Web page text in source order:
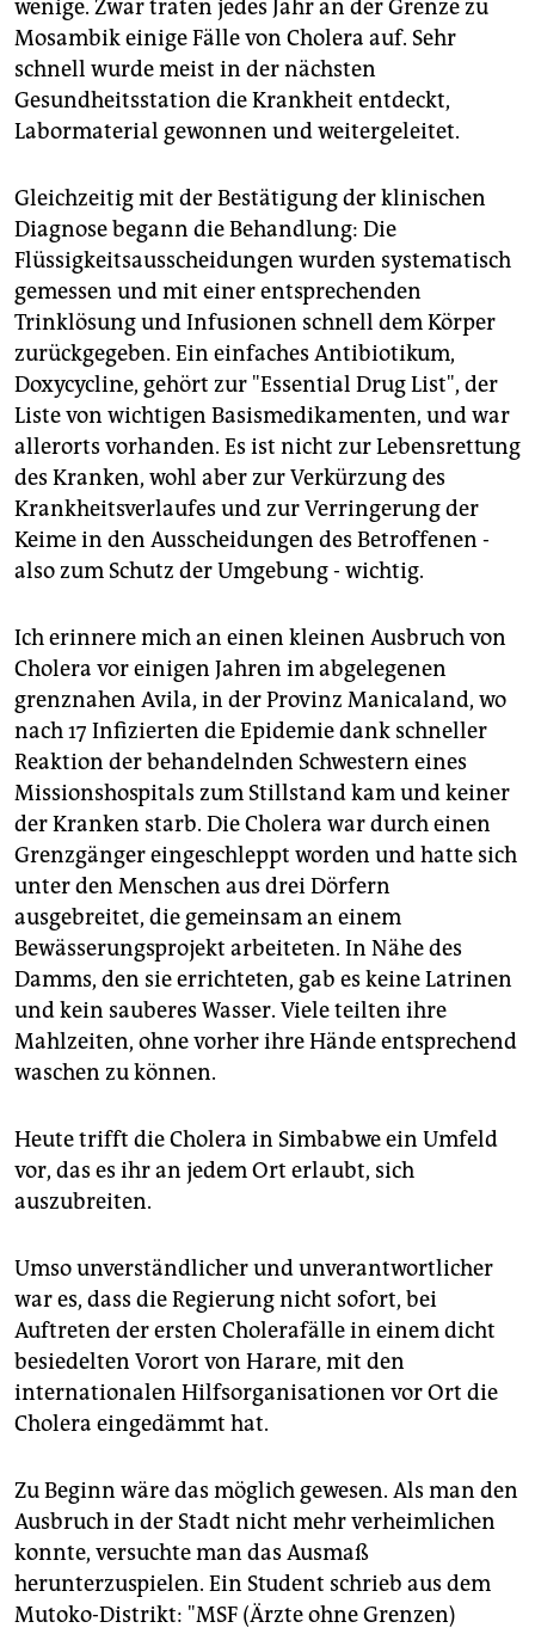
wenige. Zwar traten jedes Jahr an der Grenze zu
Mosambik einige Fälle von Cholera auf. Sehr
schnell wurde meist in der nächsten
Gesundheitsstation die Krankheit entdeckt,
Labormaterial gewonnen und weitergeleitet.
Gleichzeitig mit der Bestätigung der klinischen
Diagnose begann die Behandlung: Die
Flüssigkeitsausscheidungen wurden systematisch
gemessen und mit einer entsprechenden
Trinklösung und Infusionen schnell dem Körper
zurückgegeben. Ein einfaches Antibiotikum,
Doxycycline, gehört zur "Essential Drug List", der
Liste von wichtigen Basismedikamenten, und war
allerorts vorhanden. Es ist nicht zur Lebensrettung
des Kranken, wohl aber zur Verkürzung des
Krankheitsverlaufes und zur Verringerung der
Keime in den Ausscheidungen des Betroffenen -
also zum Schutz der Umgebung - wichtig.
Ich erinnere mich an einen kleinen Ausbruch von
Cholera vor einigen Jahren im abgelegenen
grenznahen Avila, in der Provinz Manicaland, wo
nach 17 Infizierten die Epidemie dank schneller
Reaktion der behandelnden Schwestern eines
Missionshospitals zum Stillstand kam und keiner
der Kranken starb. Die Cholera war durch einen
Grenzgänger eingeschleppt worden und hatte sich
unter den Menschen aus drei Dörfern
ausgebreitet, die gemeinsam an einem
Bewässerungsprojekt arbeiteten. In Nähe des
Damms, den sie errichteten, gab es keine Latrinen
und kein sauberes Wasser. Viele teilten ihre
Mahlzeiten, ohne vorher ihre Hände entsprechend
waschen zu können.
Heute trifft die Cholera in Simbabwe ein Umfeld
vor, das es ihr an jedem Ort erlaubt, sich
auszubreiten.
Umso unverständlicher und unverantwortlicher
war es, dass die Regierung nicht sofort, bei
Auftreten der ersten Cholerafälle in einem dicht
besiedelten Vorort von Harare, mit den
internationalen Hilfsorganisationen vor Ort die
Cholera eingedämmt hat.
Zu Beginn wäre das möglich gewesen. Als man den
Ausbruch in der Stadt nicht mehr verheimlichen
konnte, versuchte man das Ausmaß
herunterzuspielen. Ein Student schrieb aus dem
Mutoko-Distrikt: "MSF (Ärzte ohne Grenzen)